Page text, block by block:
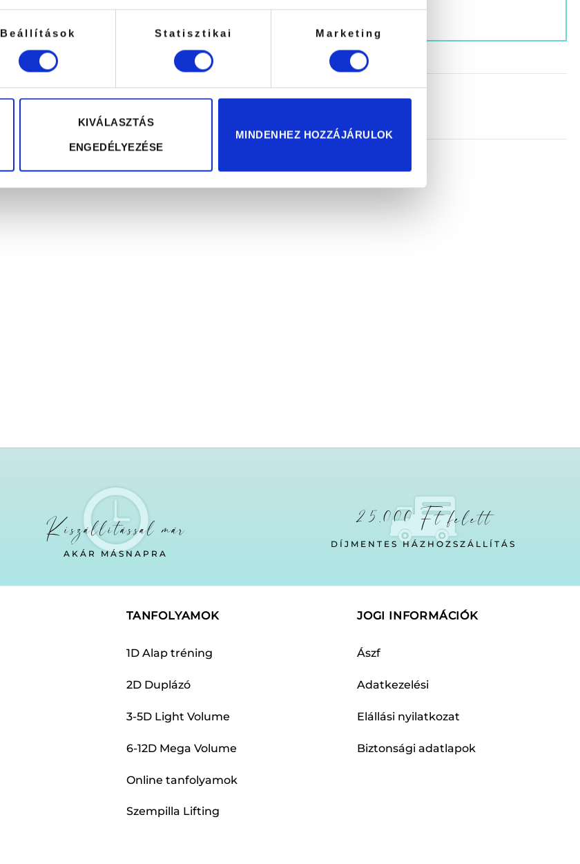
Beállítások Statisztikai Marketing
KIVÁLASZTÁS
ENGEDÉLYEZÉSE
MINDENHEZ HOZZÁJÁRULOK
Kapcsolódó termékek
Kiszállítással már
AKÁR MÁSNAPRA
25.000 Ft felett
DÍJMENTES HÁZHOZSZÁLLÍTÁS
TANFOLYAMOK
1D Alap tréning
2D Duplázó
3-5D Light Volume
6-12D Mega Volume
Online tanfolyamok
Szempilla Lifting
JOGI INFORMÁCIÓK
Ászf
Adatkezelési
Elállási nyilatkozat
Biztonsági adatlapok